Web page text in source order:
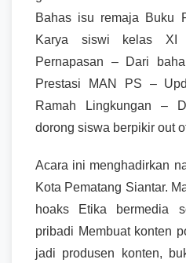
Bahas isu remaja Buku
Karya siswi kelas XI
Pernapasan – Dari
Prestasi MAN PS –
Ramah Lingkungan –
dorong siswa berpikir out
Acara ini menghadirkan
Kota Pematang Siantar.
hoaks Etika bermedia
pribadi Membuat konten
jadi produsen konten,